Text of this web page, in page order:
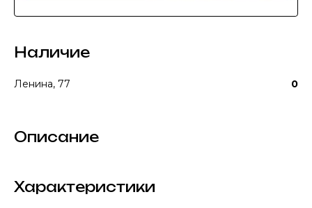
Наличие
Ленина, 77 0
Описание
Характеристики